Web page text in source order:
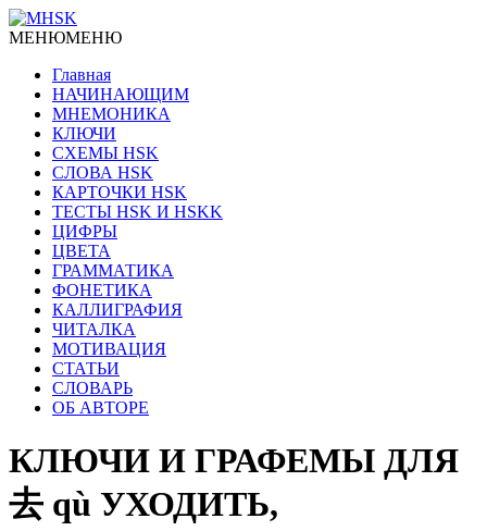
МЕНЮМЕНЮ
Главная
НАЧИНАЮЩИМ
МНЕМОНИКА
КЛЮЧИ
СХЕМЫ HSK
СЛОВА HSK
КАРТОЧКИ HSK
ТЕСТЫ HSK И HSKK
ЦИФРЫ
ЦВЕТА
ГРАММАТИКА
ФОНЕТИКА
КАЛЛИГРАФИЯ
ЧИТАЛКА
МОТИВАЦИЯ
СТАТЬИ
СЛОВАРЬ
ОБ АВТОРЕ
КЛЮЧИ И ГРАФЕМЫ ДЛЯ
去 qù УХОДИТЬ,